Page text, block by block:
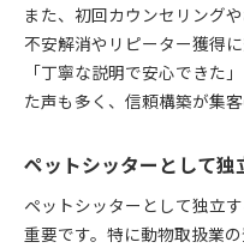
また、初回カウンセリング
不安解消やリピーター獲得
「丁寧な説明で安心できた
た声も多く、信頼構築が集客
ペットシッターとして独
ペットシッターとして独立
重要です。特に動物取扱業